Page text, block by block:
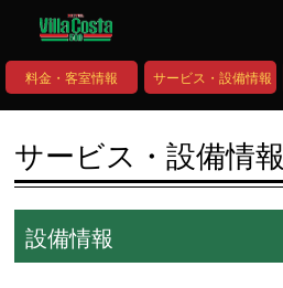
料金・客室情報 サービス・設備情報
サービス・設備情報
設備情報